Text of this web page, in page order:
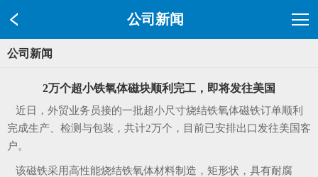
公司新闻
公司新闻
2万个超小铁氧体磁块顺利完工，即将发往美国
近日，外贸业务员接的一批超小尺寸烧结铁氧体磁铁订单顺利
完成生产、检测与包装，共计2万个，目前已安排出口发往美国客
户。
该磁铁采用高性能烧结铁氧体材料制造，矩形状，具有耐腐